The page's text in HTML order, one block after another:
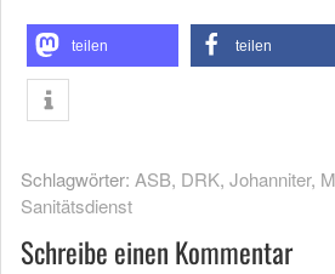
teilen teilen
Schlagwörter: ASB, DRK, Johanniter,
Sanitätsdienst
Schreibe einen Kommentar